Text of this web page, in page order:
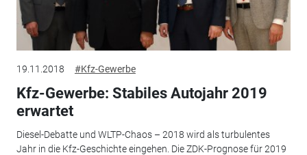
19.11.2018 #Kfz-Gewerbe
Kfz-Gewerbe: Stabiles Autojahr 2019
erwartet
Diesel-Debatte und WLTP-Chaos – 2018 wird als turbulentes
Jahr in die Kfz-Geschichte eingehen. Die ZDK-Prognose für 2019